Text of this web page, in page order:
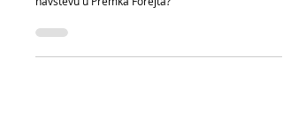
Stejně jako většina návštěvníků, i já měla vysoké
návštěvu u Přemka Forejta?